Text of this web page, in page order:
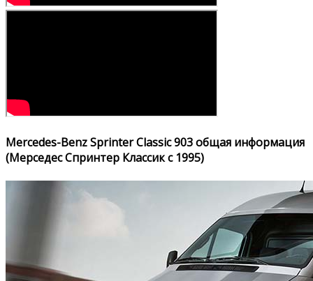
Mercedes-Benz Sprinter Classic 903 общая информация
(Мерседес Спринтер Классик с 1995)